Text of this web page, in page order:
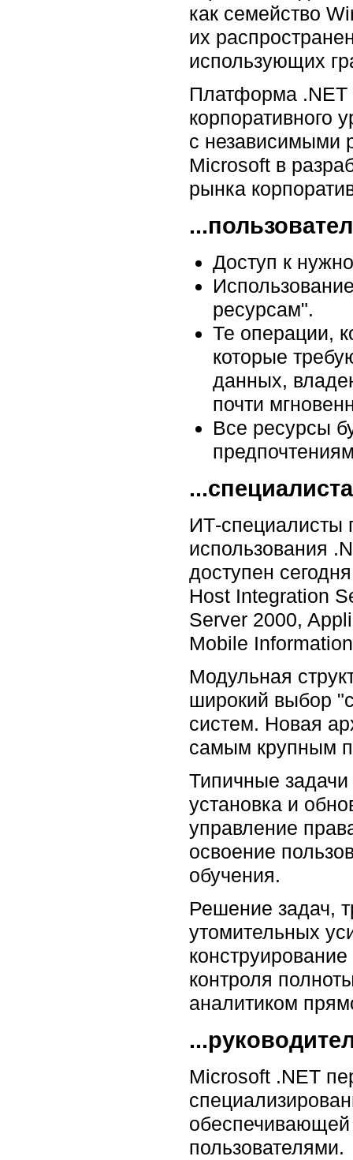
как семейство
их
использующих
Платформа .NET
корпоративного
с независимыми
Microsoft в
рынка
Доступ к
ресурсам".
Те операции,
которые
данных,
почти
Все ресурсы
ИТ-специалисты
использования
доступен
Host Integration
Server 2000,
Mobile
Модульная
широкий выбор
систем. Новая
самым крупным
Типичные задачи
установка и
управление
освоение
обучения.
Решение задач,
утомительных
контроля
аналитиком
Microsoft .NET
пользователями.